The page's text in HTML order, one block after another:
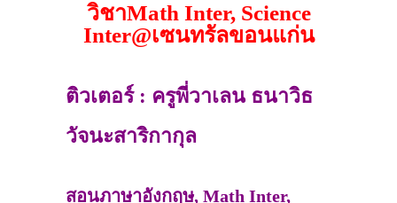
วิชาMath Inter, Science
Inter@เซนทรัลขอนแก่น
ติวเตอร์ : ครูพี่วาเลน ธนาวิธ
วัจนะสาริกากุล
สอนภาษาอังกฤษ, Math Inter,